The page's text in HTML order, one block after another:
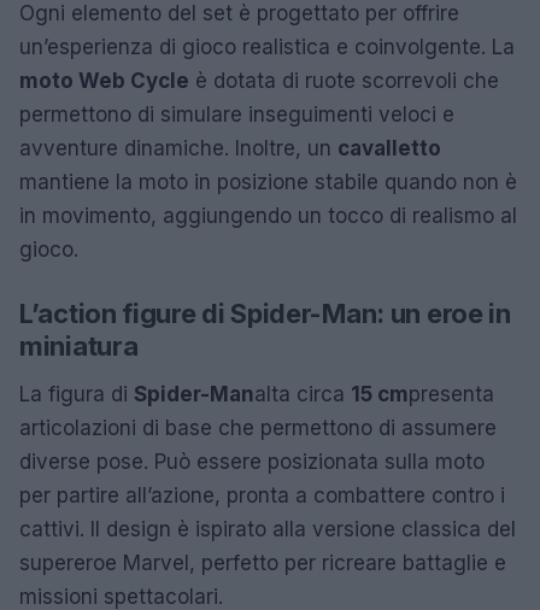
Ogni elemento del set è progettato per offrire
un’esperienza di gioco realistica e coinvolgente. La
moto Web Cycle è dotata di ruote scorrevoli che
permettono di simulare inseguimenti veloci e
avventure dinamiche. Inoltre, un cavalletto
mantiene la moto in posizione stabile quando non è
in movimento, aggiungendo un tocco di realismo al
gioco.
L’action figure di Spider-Man: un eroe in
miniatura
La figura di Spider-Manalta circa 15 cmpresenta
articolazioni di base che permettono di assumere
diverse pose. Può essere posizionata sulla moto
per partire all’azione, pronta a combattere contro i
cattivi. Il design è ispirato alla versione classica del
supereroe Marvel, perfetto per ricreare battaglie e
missioni spettacolari.